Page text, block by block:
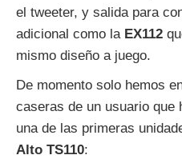
el tweeter, y salida para
adicional como la EX112
mismo diseño a juego.
De momento solo hemos
caseras de un usuario que
una de las primeras
Alto TS110: